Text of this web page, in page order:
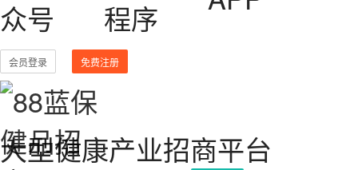
会员登录 免费注册
大型健康产业招商平台